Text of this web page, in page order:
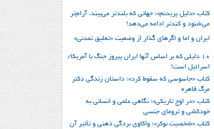
کتاب «دلیل پریدنم»؛ جهانی که بلندتر می‌بیند، آرام‌تر
می‌شنود و کندتر ادامه می‌دهد!
ایران و اما و اگرهای گذار از وضعیت «تعلیق تمدنی»
10 دلیلی که بر اساس آنها ایران پیروز جنگ با آمریکا/
اسرائیل است!
کتاب «جاسوسی که سقوط کرد»؛ داستان زندگی دکتر
مرگ قاهره
کتاب «در اوج تاریکی»؛ نگاهی علمی و انسانی به
خودکشی و ترومای جنسی
کتاب «شخصیت نوکر»؛ واکاوی بردگی ذهنی و تأثیر آن